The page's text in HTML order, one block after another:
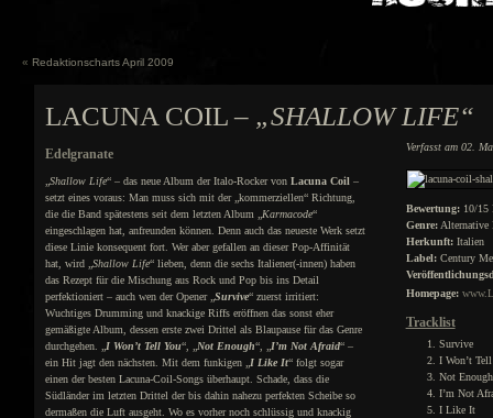
« Redaktionscharts April 2009
LACUNA COIL – „SHALLOW LIFE“
Verfasst am 02.
Edelgranate
Shallow Life“ – das neue Album der Italo-Rocker von Lacuna Coil –
setzt eines voraus: Man muss sich mit der „kommerziellen“ Richtung,
die die Band spätestens seit dem letzten Album „ Karmacode“
eingeschlagen hat, anfreunden können. Denn auch das neueste Werk setzt
diese Linie konsequent fort. Wer aber gefallen an dieser Pop-Affinität
hat, wird „ Shallow Life“ lieben, denn die sechs Italiener(-innen) haben
das Rezept für die Mischung aus Rock und Pop bis ins Detail
perfektioniert – auch wen der Opener „ Survive“ zuerst irritiert:
Wuchtiges Drumming und knackige Riffs eröffnen das sonst eher
gemäßigte Album, dessen erste zwei Drittel als Blaupause für das Genre
durchgehen. „ I Won’t Tell You“, „ Not Enough“, „ I’m Not Afraid“ –
ein Hit jagt den nächsten. Mit dem funkigen „ I Like It“ folgt sogar
einen der besten Lacuna-Coil-Songs überhaupt. Schade, dass die
Südländer im letzten Drittel der bis dahin nahezu perfekten Scheibe so
dermaßen die Luft ausgeht. Wo es vorher noch schlüssig und knackig
Bewertung:10/15
Genre:Alternative
Herkunft:Italien
Label:Century
Homepage:
Tracklist
Survive
I Won’t
Not Enough
I’m Not
I Like It